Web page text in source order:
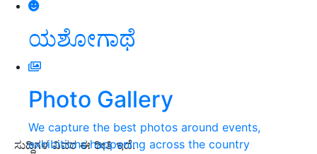
ಯಶೋಗಾಥೆ
Photo Gallery
We capture the best photos around events,
exhibitions happening across the country
ಸುದ್ದಿಗಳ ವಿವರ ಈ ರೀತಿ ಇದೆ.